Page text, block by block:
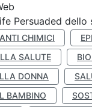
Persuaded
CHIMICI
SALUTE
DONNA
BAMBINO